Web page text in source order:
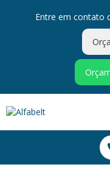
Entre em contato